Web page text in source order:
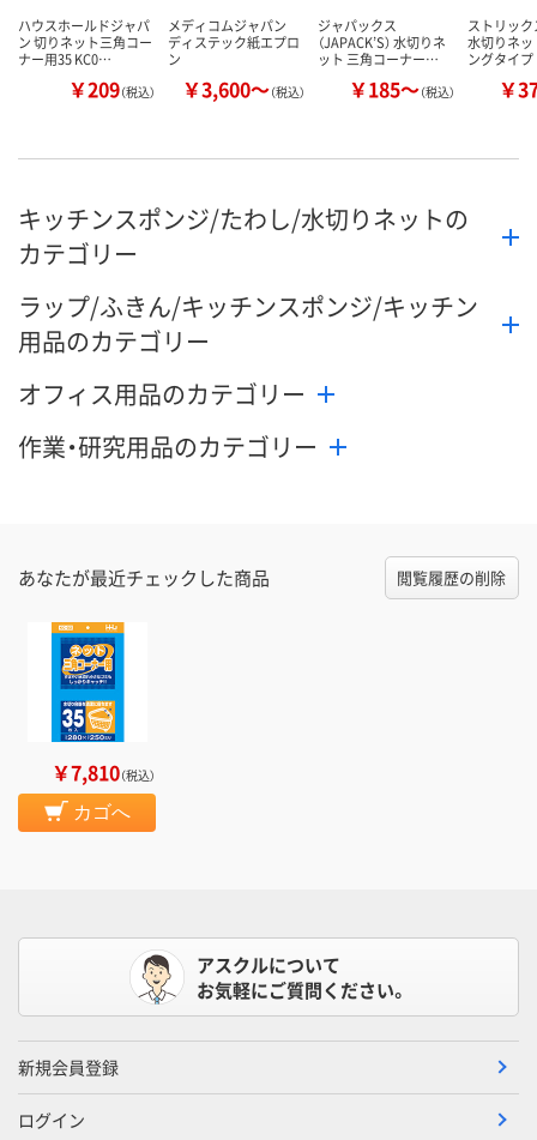
ハウスホールドジャパ
ン 切りネット三角コー
ナー用35 KC0…
￥209（税込）
メディコムジャパン
ディステック紙エプロ
ン
￥3,600～（税込）
ジャパックス
（JAPACK’S） 水切りネ
ット 三角コーナー…
￥185～（税込）
ストリッ
水切りネ
ングタイプ
￥
キッチンスポンジ/たわし/水切りネットの
カテゴリー
ラップ/ふきん/キッチンスポンジ/キッチン
用品のカテゴリー
オフィス用品のカテゴリー
作業・研究用品のカテゴリー
あなたが最近チェックした商品 閲覧履歴の削除
￥7,810（税込）
カゴへ
アスクルについて
お気軽にご質問ください。
新規会員登録
ログイン